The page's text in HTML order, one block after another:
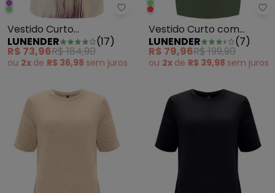
Lunender - Vestido Curto
Vestido Curto
Estampado Bolsos em
Malha Roxo
LUNENDER (17)
R$ 73,96R$ 184,90
ou 2x de R$ 36,98 sem juros
Vestido Curto com
Recorte e Torção Verde
LUNENDER (7)
R$ 79,96R$ 199,90
ou 2x de R$ 39,98 sem juros